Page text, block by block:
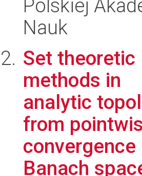
Polskiej
Nauk
Set theoretic
methods in
analytic
from
convergence
Banach